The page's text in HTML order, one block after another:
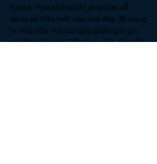
Khánh Hòa không chỉ giúp bạn dễ
dàng sở hữu một cây mai đẹp để trang
trí nhà cửa mà còn góp phần giữ gìn
nét đẹp văn hóa Tết cổ truyền. Hãy để